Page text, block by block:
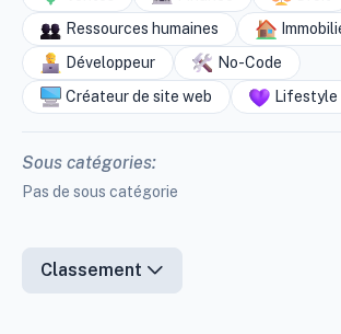
Ressources humaines
Développeur
No-Code
Créateur de site web
Lifestyle
Sous catégories:
Pas de sous catégorie
Classement